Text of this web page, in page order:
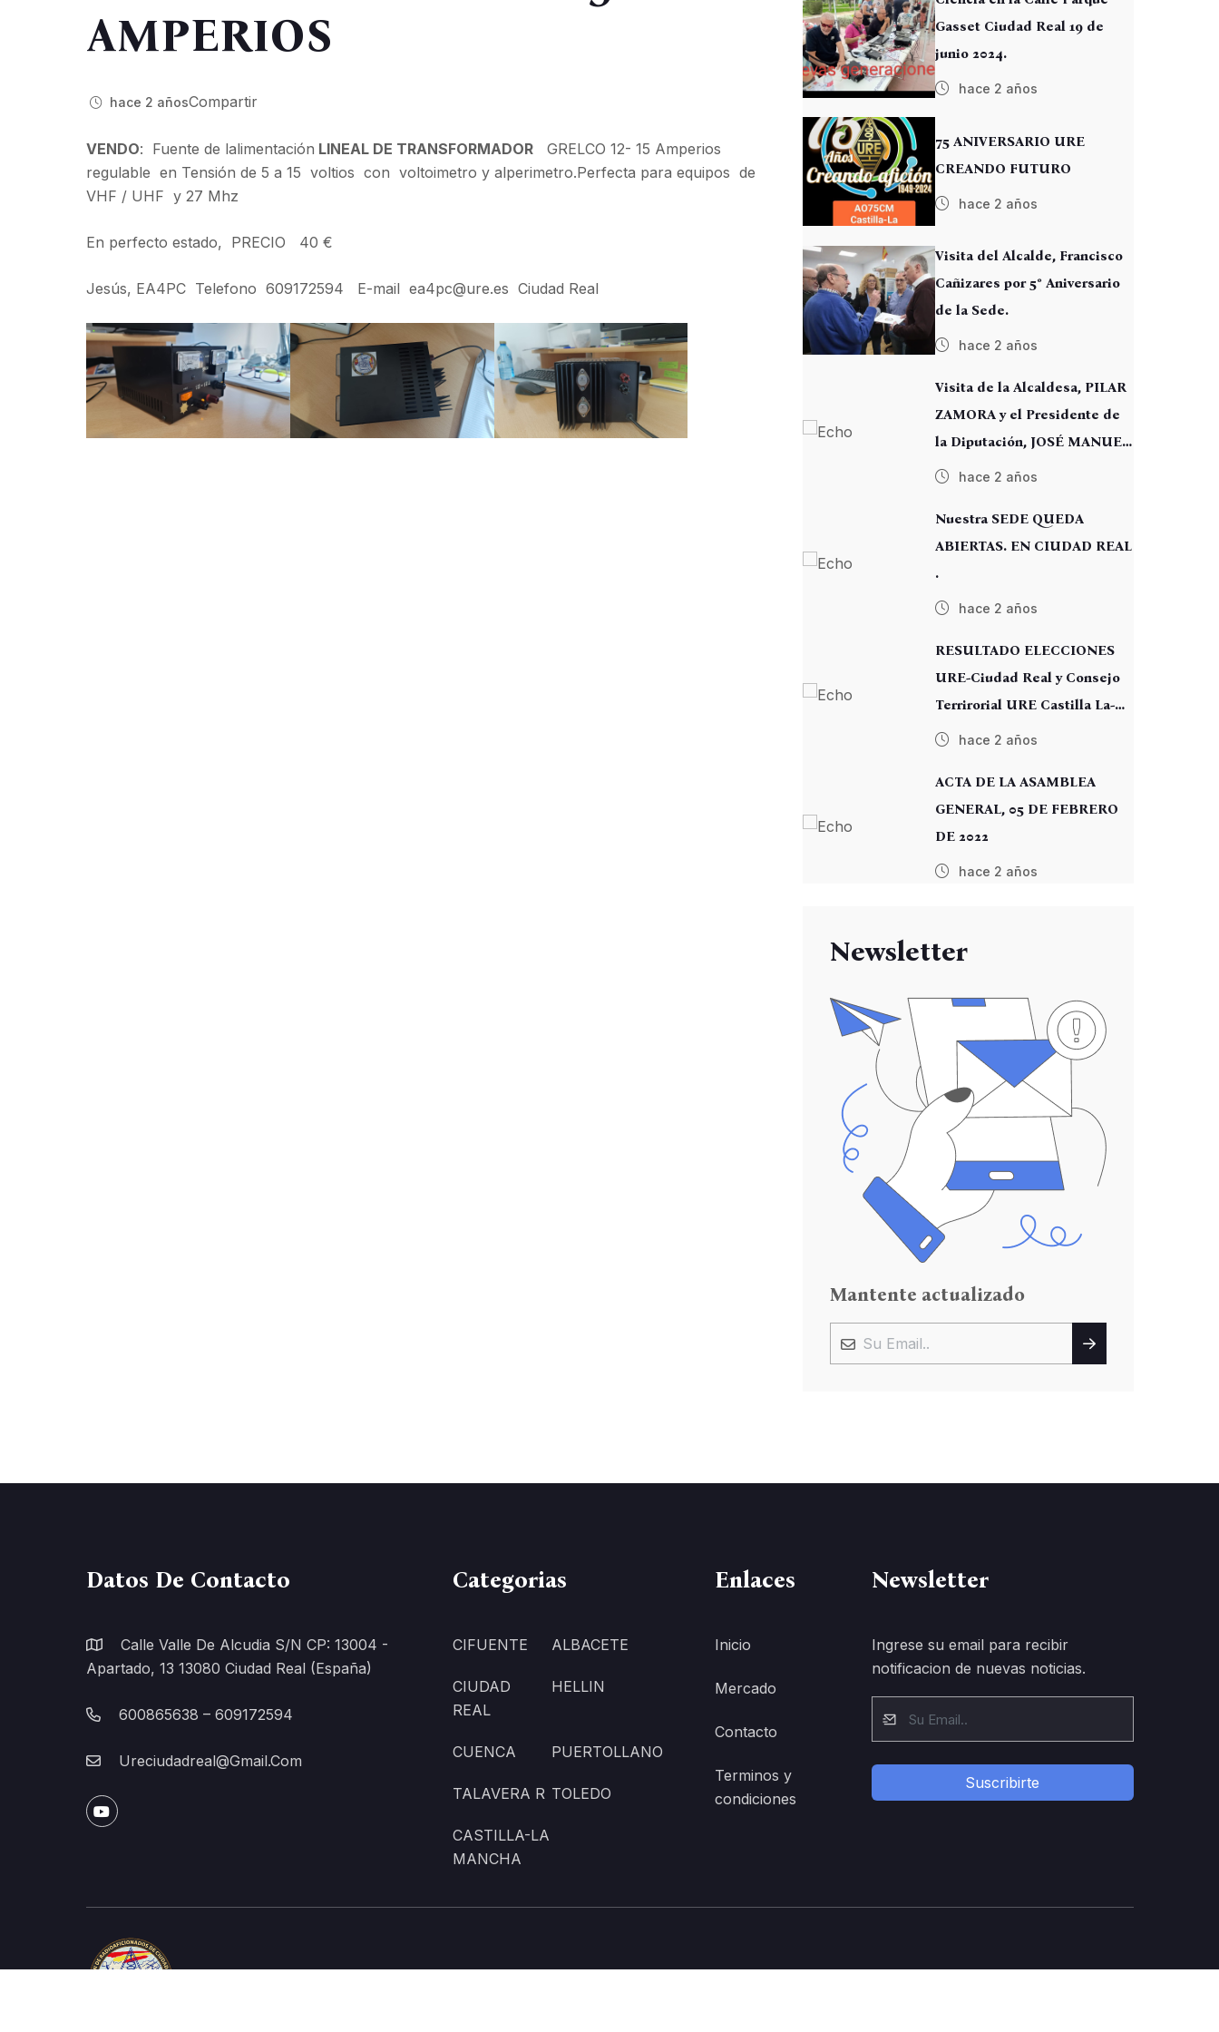
AMPERIOS
hace 2 añosCompartir
VENDO: Fuente de lalimentación LINEAL DE TRANSFORMADORGRELCO 12- 15 Amperios
regulable en Tensión de 5 a 15 voltios con voltoimetro y alperimetro.Perfecta para equipos de
VHF / UHF y 27 Mhz
En perfecto estado, PRECIO 40 €
Jesús, EA4PC Telefono 609172594 E-mail ea4pc@ure.es Ciudad Real
Gasset Ciudad Real 19 de
junio 2024.
hace 2 años
75 ANIVERSARIO URE
CREANDO FUTURO
hace 2 años
Visita del Alcalde, Francisco
Cañizares por 5º Aniversario
de la Sede.
hace 2 años
Visita de la Alcaldesa, PILAR
ZAMORA y el Presidente de
la Diputación, JOSÉ MANUEL
CABALLERO.
hace 2 años
Nuestra SEDE QUEDA
ABIERTAS. EN CIUDAD REAL
.
hace 2 años
RESULTADO ELECCIONES
URE-Ciudad Real y Consejo
Terrirorial URE Castilla La-
Manmcha
hace 2 años
ACTA DE LA ASAMBLEA
GENERAL, 05 DE FEBRERO
DE 2022
hace 2 años
Newsletter
Mantente actualizado
Datos De Contacto
Calle Valle De Alcudia S/n CP: 13004 -
Apartado, 13 13080 Ciudad Real (España)
600865638 – 609172594
Ureciudadreal@gmail.com
Categorias
CIFUENTE ALBACETE
CIUDAD
REAL
HELLIN
CUENCA PUERTOLLANO
TALAVERA R TOLEDO
CASTILLA-LA
MANCHA
Enlaces
Inicio
Mercado
Contacto
Terminos y
condiciones
Newsletter
Ingrese su email para recibir
notificacion de nuevas noticias.
Suscribirte